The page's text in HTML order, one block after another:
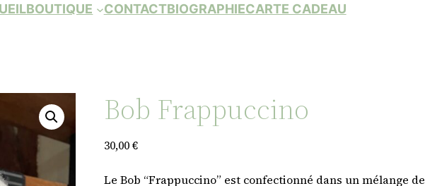
BOUTIQUE CONTACTBIOGRAPHIECARTE CADEAU
Bob Frappuccino
30,00€
Le Bob “Frappuccino” est confectionné dans un mélange de